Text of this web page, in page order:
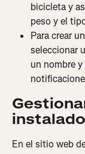
bicicleta y
peso y el
Para crear
seleccionar
un nombre
instalado
En el sitio web